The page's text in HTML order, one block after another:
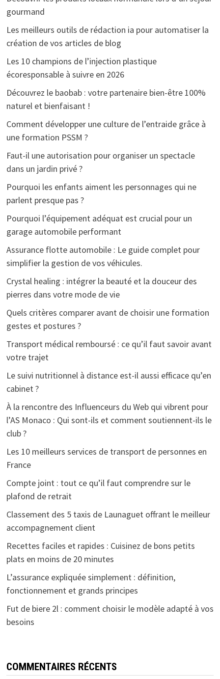
gourmand
Les meilleurs outils de rédaction ia pour automatiser la
création de vos articles de blog
Les 10 champions de l’injection plastique
écoresponsable à suivre en 2026
Découvrez le baobab : votre partenaire bien-être 100%
naturel et bienfaisant !
Comment développer une culture de l’entraide grâce à
une formation PSSM ?
Faut-il une autorisation pour organiser un spectacle
dans un jardin privé ?
Pourquoi les enfants aiment les personnages qui ne
parlent presque pas ?
Pourquoi l’équipement adéquat est crucial pour un
garage automobile performant
Assurance flotte automobile : Le guide complet pour
simplifier la gestion de vos véhicules.
Crystal healing : intégrer la beauté et la douceur des
pierres dans votre mode de vie
Quels critères comparer avant de choisir une formation
gestes et postures ?
Transport médical remboursé : ce qu’il faut savoir avant
votre trajet
Le suivi nutritionnel à distance est-il aussi efficace qu’en
cabinet ?
À la rencontre des Influenceurs du Web qui vibrent pour
l’AS Monaco : Qui sont-ils et comment soutiennent-ils le
club ?
Les 10 meilleurs services de transport de personnes en
France
Compte joint : tout ce qu’il faut comprendre sur le
plafond de retrait
Classement des 5 taxis de Launaguet offrant le meilleur
accompagnement client
Recettes faciles et rapides : Cuisinez de bons petits
plats en moins de 20 minutes
L’assurance expliquée simplement : définition,
fonctionnement et grands principes
Fut de biere 2l : comment choisir le modèle adapté à vos
besoins
COMMENTAIRES RÉCENTS